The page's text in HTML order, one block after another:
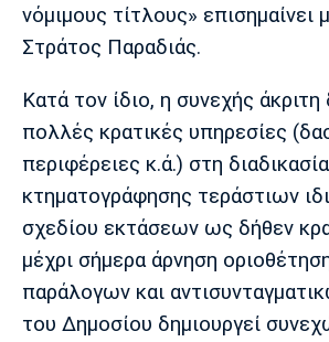
νόμιμους τίτλους»
Στράτος Παραδιάς.
Κατά τον ίδιο, η συνεχής
πολλές κρατικές υπηρεσίες
περιφέρειες κ.ά.) στη διαδικασία
κτηματογράφησης τεράστιων
σχεδίου εκτάσεων ως δήθεν
μέχρι σήμερα άρνηση
παράλογων και
του Δημοσίου δημιουργεί